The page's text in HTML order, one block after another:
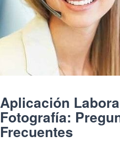
Aplicación
Fotografía:
Frecuentes